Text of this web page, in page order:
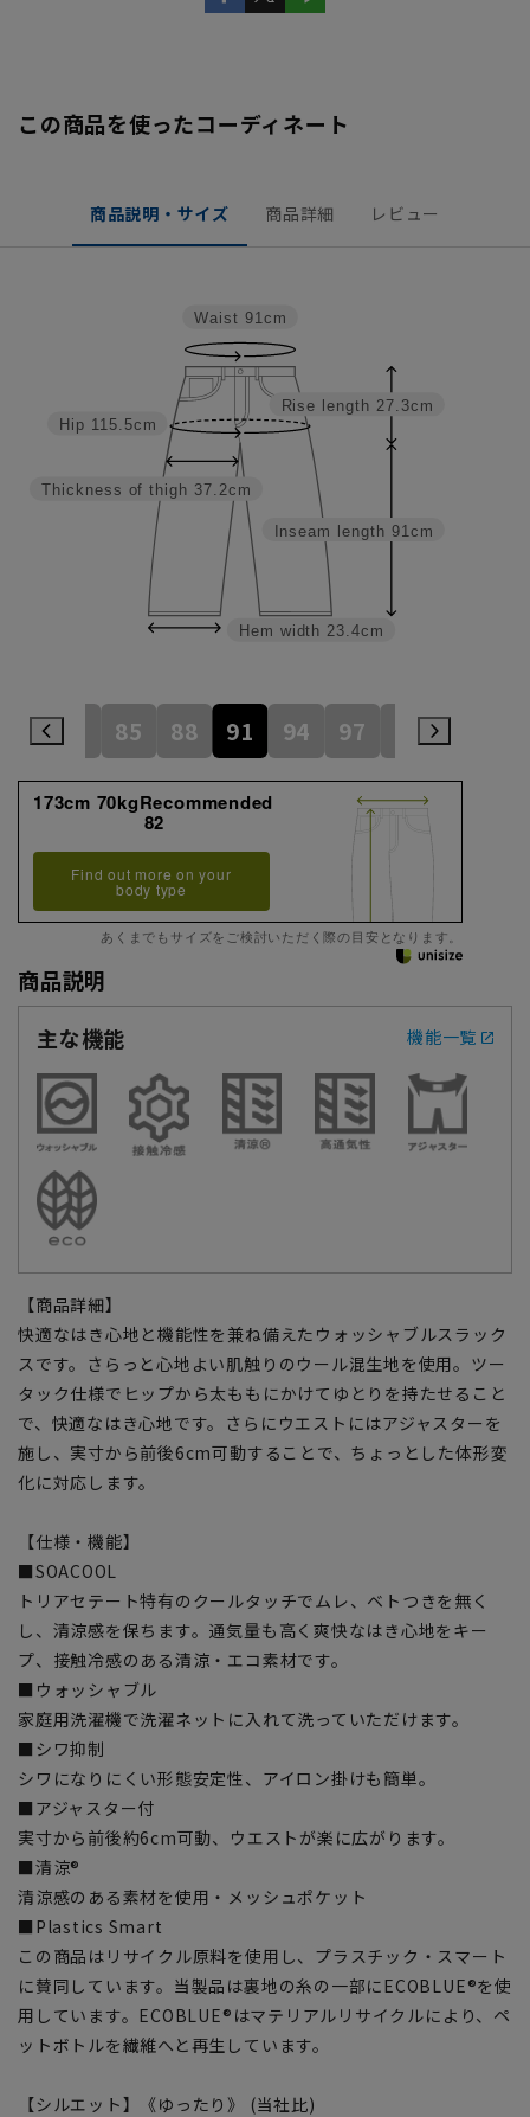
この商品を使ったコーディネート
商品説明・サイズ 商品詳細 レビュー
Inseam length 91cm
Rise length 27.3cm
Hem width 23.4cm
Thickness of thigh 37.2cm
Hip 115.5cm
Waist 91cm
82 85 88 91 94 97 100
173cm 70kgRecommended
82
Find out more on your
body type
あくまでもサイズをご検討いただく際の目安となります。
商品説明
主な機能
機能一覧
【商品詳細】
快適なはき心地と機能性を兼ね備えたウォッシャブルスラック
スです。さらっと心地よい肌触りのウール混生地を使用。ツー
タック仕様でヒップから太ももにかけてゆとりを持たせること
で、快適なはき心地です。さらにウエストにはアジャスターを
施し、実寸から前後6cm可動することで、ちょっとした体形変
化に対応します。
【仕様・機能】
■SOACOOL
トリアセテート特有のクールタッチでムレ、ベトつきを無く
し、清涼感を保ちます。通気量も高く爽快なはき心地をキー
プ、接触冷感のある清涼・エコ素材です。
■ウォッシャブル
家庭用洗濯機で洗濯ネットに入れて洗っていただけます。
■シワ抑制
シワになりにくい形態安定性、アイロン掛けも簡単。
■アジャスター付
実寸から前後約6cm可動、ウエストが楽に広がります。
■清涼®
清涼感のある素材を使用・メッシュポケット
■Plastics Smart
この商品はリサイクル原料を使用し、プラスチック・スマート
に賛同しています。当製品は裏地の糸の一部にECOBLUE®を使
用しています。ECOBLUE®はマテリアルリサイクルにより、ペ
ットボトルを繊維へと再生しています。
【シルエット】《ゆったり》 (当社比)